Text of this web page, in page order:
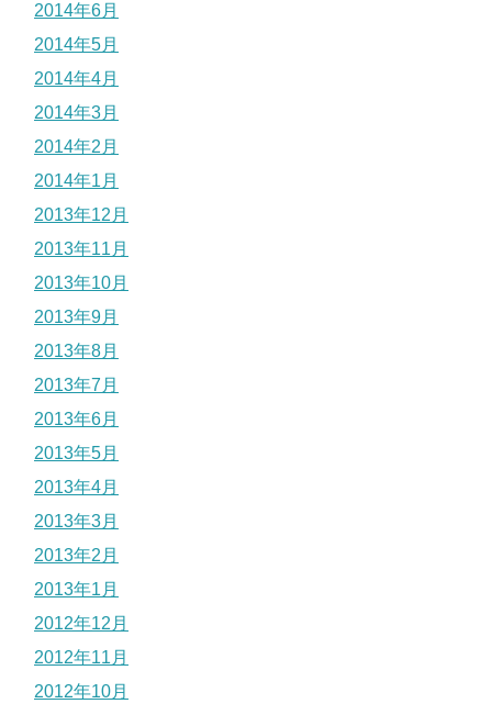
2014年6月
2014年5月
2014年4月
2014年3月
2014年2月
2014年1月
2013年12月
2013年11月
2013年10月
2013年9月
2013年8月
2013年7月
2013年6月
2013年5月
2013年4月
2013年3月
2013年2月
2013年1月
2012年12月
2012年11月
2012年10月